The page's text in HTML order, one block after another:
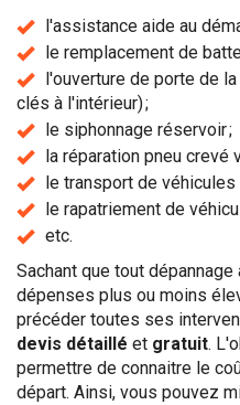
l'assistance aide au
le remplacement de
l'ouverture de porte de
clés à l'intérieur) ;
le siphonnage réservoir ;
la réparation pneu crevé
le transport de
le rapatriement de
etc.
Sachant que tout
dépenses plus ou moins
précéder toutes ses
devis détaillé et gratuit.
permettre de connaitre le
départ. Ainsi, vous pouvez